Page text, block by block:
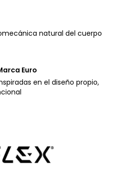
natural del cuerpo
Euro
en el diseño propio,